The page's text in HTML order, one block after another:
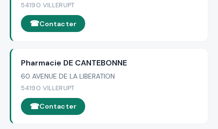
54190 VILLERUPT
Contacter
Pharmacie DE CANTEBONNE
60 AVENUE DE LA LIBERATION
54190 VILLERUPT
Contacter